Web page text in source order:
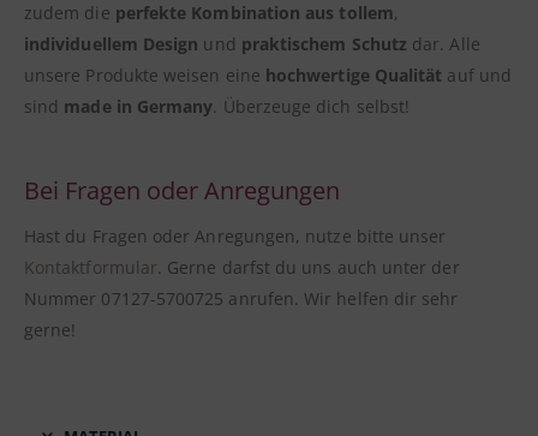
zudem die perfekte Kombination aus tollem,
individuellem Design und praktischem Schutz dar. Alle
unsere Produkte weisen eine hochwertige Qualität auf und
sind made in Germany. Überzeuge dich selbst!
Bei Fragen oder Anregungen
Hast du Fragen oder Anregungen, nutze bitte unser
Kontaktformular. Gerne darfst du uns auch unter der
Nummer 07127-5700725 anrufen. Wir helfen dir sehr
gerne!